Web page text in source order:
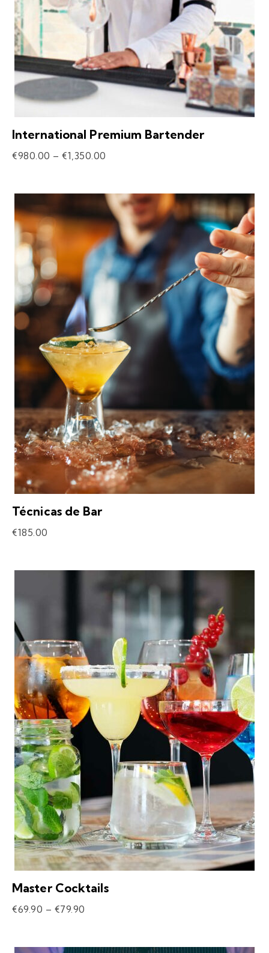
International Premium Bartender
€980.00 – €1,350.00
Técnicas de Bar
€185.00
Master Cocktails
€69.90 – €79.90